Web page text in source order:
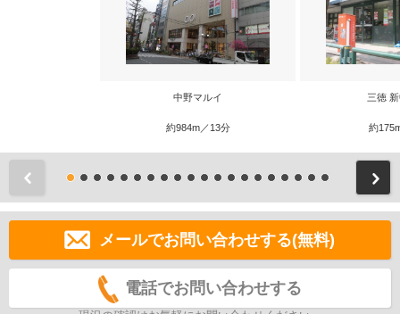
中野マルイ
約984m／13分
三徳
約
メールでお問い合わせする(無料)
電話でお問い合わせする